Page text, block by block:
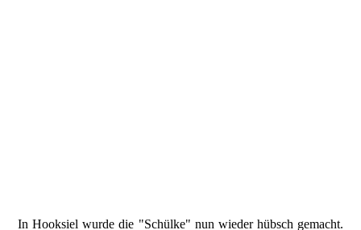
In Hooksiel wurde die "Schülke" nun wieder hübsch gemacht.